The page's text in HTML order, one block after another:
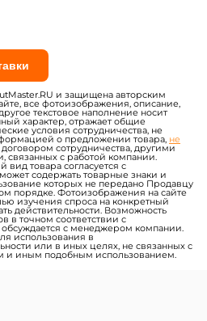
и защищена авторским
все фотоизображения, описание,
текстовое наполнение носит
характер, отражает общие
условия сотрудничества, не
о предложении товара, не
договором сотрудничества, другими
связанных с работой компании.
товара согласуется с
содержать товарные знаки и
которых не передано Продавцу
порядке. Фотоизображения на сайте
изучения спроса на конкретный
действительности. Возможность
в точном соответствии с
с менеджером компании.
использования в
или в иных целях, не связанных с
иным подобным использованием.